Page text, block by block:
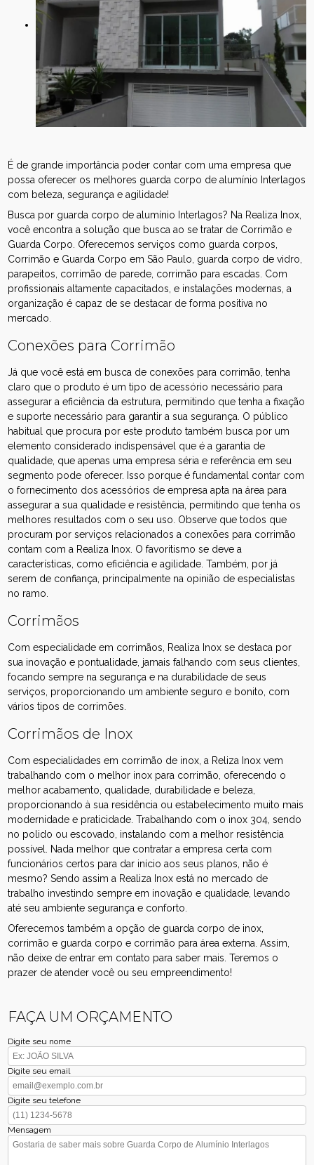
É de grande importância poder contar com uma empresa que
possa oferecer os melhores guarda corpo de alumínio Interlagos
com beleza, segurança e agilidade!
Busca por guarda corpo de alumínio Interlagos? Na Realiza Inox,
você encontra a solução que busca ao se tratar de Corrimão e
Guarda Corpo. Oferecemos serviços como guarda corpos,
Corrimão e Guarda Corpo em São Paulo, guarda corpo de vidro,
parapeitos, corrimão de parede, corrimão para escadas. Com
profissionais altamente capacitados, e instalações modernas, a
organização é capaz de se destacar de forma positiva no
mercado.
Conexões para Corrimão
Já que você está em busca de conexões para corrimão, tenha
claro que o produto é um tipo de acessório necessário para
assegurar a eficiência da estrutura, permitindo que tenha a fixação
e suporte necessário para garantir a sua segurança. O público
habitual que procura por este produto também busca por um
elemento considerado indispensável que é a garantia de
qualidade, que apenas uma empresa séria e referência em seu
segmento pode oferecer. Isso porque é fundamental contar com
o fornecimento dos acessórios de empresa apta na área para
assegurar a sua qualidade e resistência, permitindo que tenha os
melhores resultados com o seu uso. Observe que todos que
procuram por serviços relacionados a conexões para corrimão
contam com a Realiza Inox. O favoritismo se deve a
características, como eficiência e agilidade. Também, por já
serem de confiança, principalmente na opinião de especialistas
no ramo.
Corrimãos
Com especialidade em corrimãos, Realiza Inox se destaca por
sua inovação e pontualidade, jamais falhando com seus clientes,
focando sempre na segurança e na durabilidade de seus
serviços, proporcionando um ambiente seguro e bonito, com
vários tipos de corrimões.
Corrimãos de Inox
Com especialidades em corrimão de inox, a Reliza Inox vem
trabalhando com o melhor inox para corrimão, oferecendo o
melhor acabamento, qualidade, durabilidade e beleza,
proporcionando à sua residência ou estabelecimento muito mais
modernidade e praticidade. Trabalhando com o inox 304, sendo
no polido ou escovado, instalando com a melhor resistência
possível. Nada melhor que contratar a empresa certa com
funcionários certos para dar início aos seus planos, não é
mesmo? Sendo assim a Realiza Inox está no mercado de
trabalho investindo sempre em inovação e qualidade, levando
até seu ambiente segurança e conforto.
Oferecemos também a opção de guarda corpo de inox,
corrimão e guarda corpo e corrimão para área externa. Assim,
não deixe de entrar em contato para saber mais. Teremos o
prazer de atender você ou seu empreendimento!
FAÇA UM ORÇAMENTO
Digite seu nome
Digite seu email
Digite seu telefone
Mensagem